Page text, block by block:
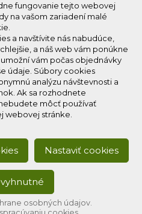
s.r.o.
fungovanie tejto webovej
na vašom zariadení malé
a navštívite nás nabudúce,
a náš web vám ponúkne
vám počas objednávky
údaje. Súbory cookies
analýzu návštevnosti a
Ak sa rozhodnete
môcť používať
webovej stránke.
Nastaviť cookies
osobných údajov.